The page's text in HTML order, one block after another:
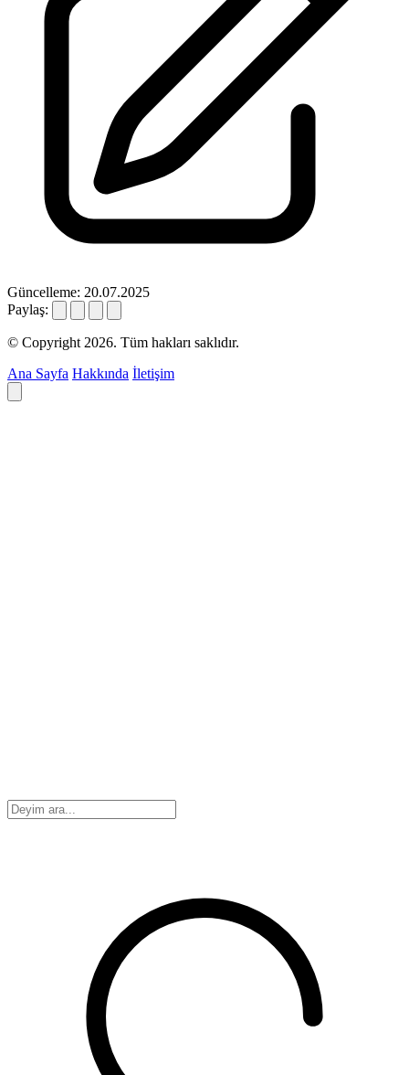
Güncelleme: 20.07.2025
Paylaş:
© Copyright 2026. Tüm hakları saklıdır.
Ana Sayfa Hakkında İletişim